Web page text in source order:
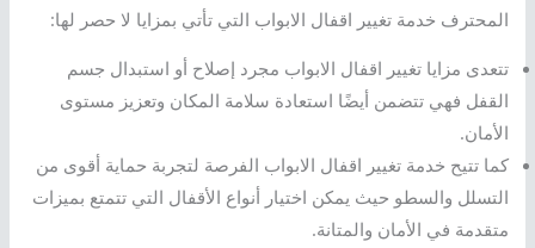
المحترف خدمة تغيير اقفال الابواب التي تأتي بمزايا لا حصر لها:
تتعدى مزايا تغيير اقفال الابواب مجرد إصلاح أو استبدال جسم
القفل فهي تتضمن أيضًا استعادة سلامة المكان وتعزيز مستوى
الأمان.
كما تتيح خدمة تغيير اقفال الابواب الفرصة لتجربة حماية أقوى من
التسلل والسطو حيث يمكن اختيار أنواع الأقفال التي تتمتع بميزات
متقدمة في الأمان والمتانة.